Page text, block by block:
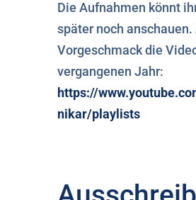
Die Aufnahmen könnt
später noch anschauen.
Vorgeschmack die
vergangenen Jahr:
https://
nikar/playlists